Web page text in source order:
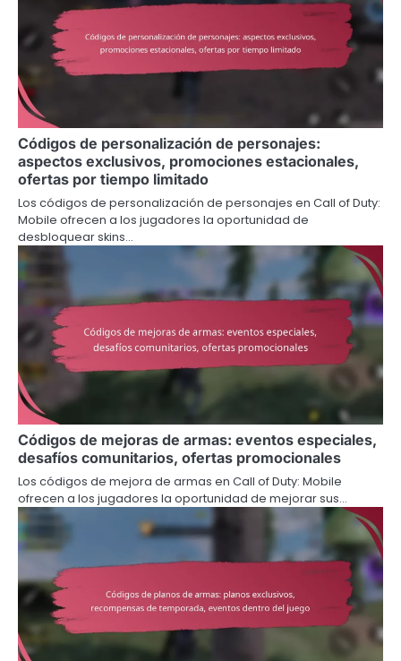
Códigos de personalización de personajes:
aspectos exclusivos, promociones estacionales,
ofertas por tiempo limitado
Los códigos de personalización de personajes en Call of Duty:
Mobile ofrecen a los jugadores la oportunidad de
desbloquear skins…
Códigos de mejoras de armas: eventos especiales,
desafíos comunitarios, ofertas promocionales
Los códigos de mejora de armas en Call of Duty: Mobile
ofrecen a los jugadores la oportunidad de mejorar sus…